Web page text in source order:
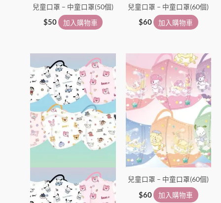
兒童口罩 – 中童口罩(50個)
$50 加入購物車
兒童口罩 – 中童口罩(60個)
$60 加入購物車
兒童口罩 – 中童口罩(60個)
$60 加入購物車